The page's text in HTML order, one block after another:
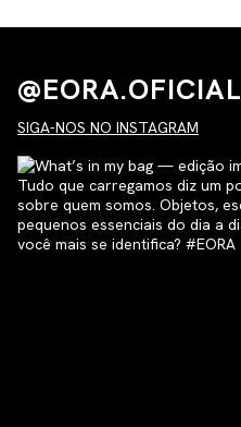
@EORA.OFICIAL
SIGA-NOS NO INSTAGRAM